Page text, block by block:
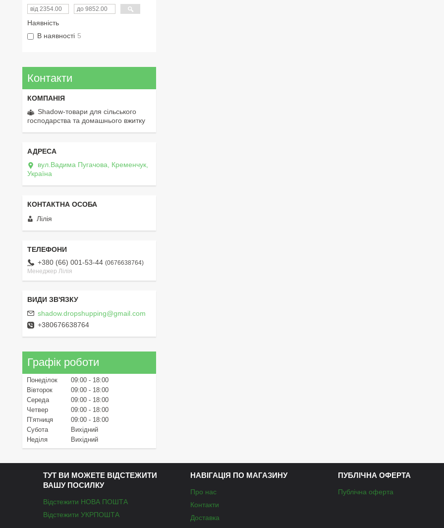
Наявність
В наявності 5
Контакти
Shadow-товари для сільського
господарства та домашнього вжитку
вул.Вадима Пугачова, Кременчук,
Україна
Лілія
+380 (66) 001-53-44 0676638764
Менеджер Лілія
shadow.dropshupping@gmail.com
+380676638764
Графік роботи
Понеділок 09:00
18:00
Вівторок
09:00
18:00
Середа
09:00
18:00
Четвер
09:00
18:00
Пʼятниця
09:00
18:00
Субота
Вихідний
Неділя
Вихідний
ТУТ ВИ МОЖЕТЕ ВІДСТЕЖИТИ
ВАШУ ПОСИЛКУ
Відстежити НОВА ПОШТА
Відстежити УКРПОШТА
НАВІГАЦІЯ ПО МАГАЗИНУ
Про нас
Контакти
Доставка
ПУБЛІЧНА ОФЕРТА
Публічна оферта